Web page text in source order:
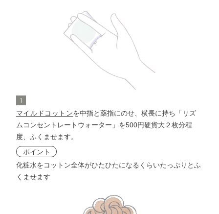
1
マイルドコットンを中指と薬指にのせ、横長に持ち「リズ
ムコンセントレートウォーター」を500円硬貨大２枚分程
度、ふくませます。
ポイント
化粧水をコットン全体がひたひたになるくらいたっぷりとふ
くませます
洗顔料
ウォーター
化粧液
洗顔料